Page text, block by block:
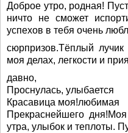
Доброе утро, родная!
ничто не сможет
успехов в тебя очень
сюрпризов.Тёплый
моя делах, легкости и
давно,
Проснулась, улыбается
Красавица моя!любимая
Прекраснейшего дня!Моя
утра, улыбок и теплоты.